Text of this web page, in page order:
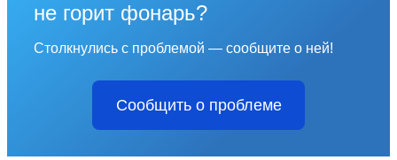
не горит фонарь?
Столкнулись с проблемой — сообщите о ней!
Сообщить о проблеме